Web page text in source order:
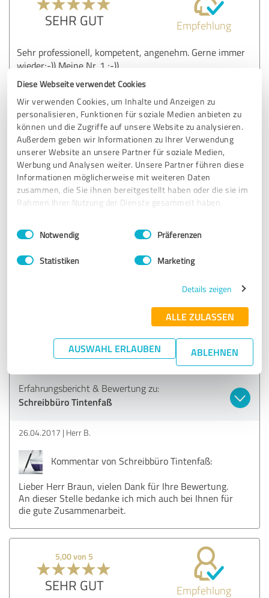
Diese Webseite verwendet Cookies
Wir verwenden Cookies, um Inhalte und Anzeigen zu
personalisieren, Funktionen für soziale Medien anbieten zu
können und die Zugriffe auf unsere Website zu analysieren.
Außerdem geben wir Informationen zu Ihrer Verwendung
unserer Website an unsere Partner für soziale Medien,
Werbung und Analysen weiter. Unsere Partner führen diese
Informationen möglicherweise mit weiteren Daten
zusammen, die Sie ihnen bereitgestellt haben oder die sie im
Rahmen Ihrer Nutzung der Dienste gesammelt haben.
Impressum Datenschutzbestimmungen
Einwilligungsauswahl
Notwendig Präferenzen
Statistiken Marketing
Details zeigen
ALLE ZULASSEN
AUSWAHL ERLAUBEN ABLEHNEN
SEHR GUT Empfehlung
Sehr professionell, kompetent, angenehm. Gerne immer
wieder;-)) Meine Nr. 1 ;-))
Erfahrungsbericht & Bewertung zu:
Schreibbüro Tintenfaß
05.05.2017 B.
Kommentar von Schreibbüro Tintenfaß:
Lieber Herr Bearth,
Herzen ~ Dankeschön ~ für Ihre Bewertung.
Empfehlung
-flexible Lösungen sind jederzeit möglich
Erfahrungsbericht & Bewertung zu:
Schreibbüro Tintenfaß
26.04.2017 Herr B.
Kommentar von Schreibbüro Tintenfaß:
Lieber Herr Braun, vielen Dank für Ihre Bewertung.
An dieser Stelle bedanke ich mich auch bei Ihnen für
die gute Zusammenarbeit.
5,00 von 5
SEHR GUT Empfehlung